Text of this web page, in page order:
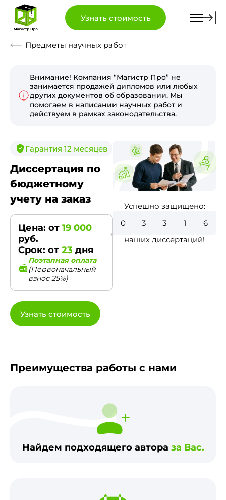
Узнать стоимость
Предметы научных работ
Внимание! Компания “Магистр Про” не
занимается продажей дипломов или любых
других документов об образовании. Мы
помогаем в написании научных работ и
действуем в рамках законодательства.
Гарантия 12 месяцев
Диссертация по
бюджетному
учету на заказ
Цена: от 19 000
руб.
Срок: от 23 дня
Поэтапная оплата
(Первоначальный
взнос 25%)
Узнать стоимость
Успешно защищено:
6
5
7
3
0
наших диссертаций!
Преимущества работы с нами
Найдем подходящего автора за Вас.